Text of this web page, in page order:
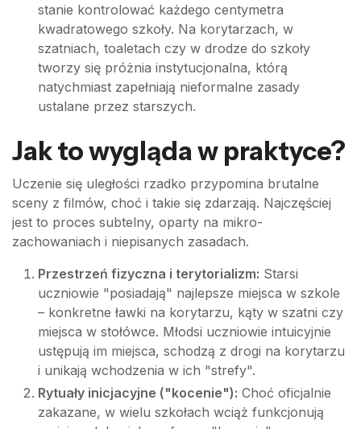
stanie kontrolować każdego centymetra
kwadratowego szkoły. Na korytarzach, w
szatniach, toaletach czy w drodze do szkoły
tworzy się próżnia instytucjonalna, którą
natychmiast zapełniają nieformalne zasady
ustalane przez starszych.
Jak to wygląda w praktyce?
Uczenie się uległości rzadko przypomina brutalne
sceny z filmów, choć i takie się zdarzają. Najczęściej
jest to proces subtelny, oparty na mikro-
zachowaniach i niepisanych zasadach.
Przestrzeń fizyczna i terytorializm: Starsi
uczniowie "posiadają" najlepsze miejsca w szkole
– konkretne ławki na korytarzu, kąty w szatni czy
miejsca w stołówce. Młodsi uczniowie intuicyjnie
ustępują im miejsca, schodzą z drogi na korytarzu
i unikają wchodzenia w ich "strefy".
Rytuały inicjacyjne ("kocenie"): Choć oficjalnie
zakazane, w wielu szkołach wciąż funkcjonują